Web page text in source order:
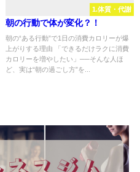
1.体質・代謝
朝の行動で体が変化？！
朝の“ある行動”で1日の消費カロリーが爆
上がりする理由 「できるだけラクに消費
カロリーを増やしたい」──そんな人ほ
ど、実は“朝の過ごし方”を...